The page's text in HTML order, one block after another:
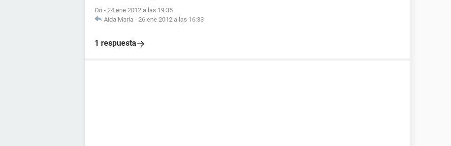
Ori - 24 ene 2012 a las 19:35
Aída María - 26 ene 2012 a las 16:33
1 respuesta